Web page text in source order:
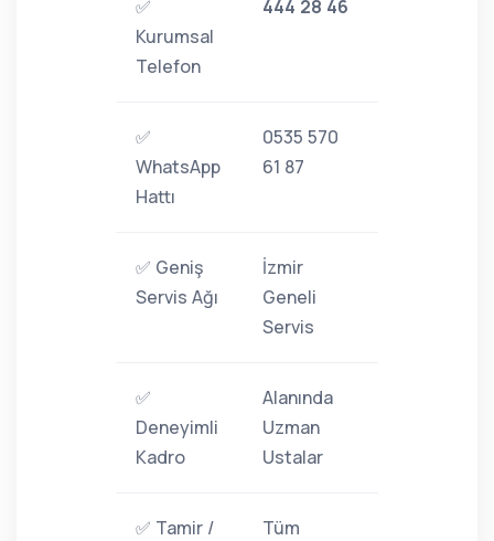
✅
Kurumsal
Telefon
444 28 46
✅
WhatsApp
Hattı
0535 570
61 87
✅ Geniş
Servis Ağı
İzmir
Geneli
Servis
✅
Deneyimli
Kadro
Alanında
Uzman
Ustalar
✅ Tamir /
Tüm